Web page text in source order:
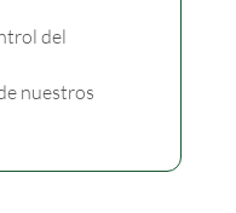
del
nuestros